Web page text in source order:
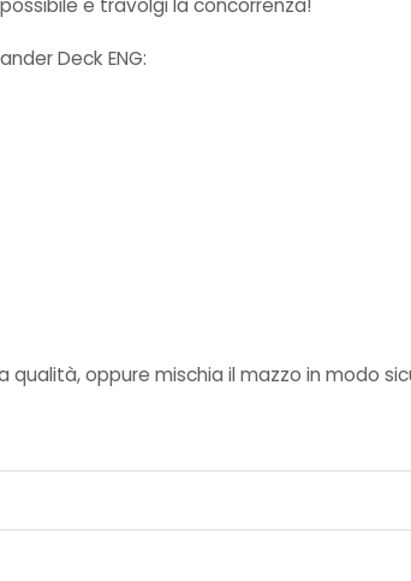
e travolgi la concorrenza!
Deck ENG:
qualità, oppure mischia il mazzo in modo